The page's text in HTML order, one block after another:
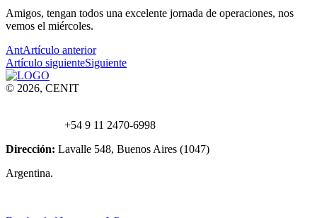
Amigos, tengan todos una excelente jornada de operaciones, nos
vemos el miércoles.
AntArtículo anterior
Artículo siguienteSiguiente
© 2026, CENIT
+54 9 11 2470-6998
Dirección: Lavalle 548, Buenos Aires (1047)
Argentina.